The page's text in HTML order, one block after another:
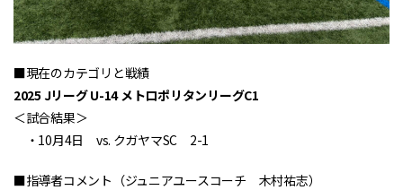
■現在のカテゴリと戦績
2025 Jリーグ U-14 メトロポリタンリーグC1
＜試合結果＞
・10月4日 vs. クガヤマSC 2-1
■指導者コメント（ジュニアユースコーチ 木村祐志）